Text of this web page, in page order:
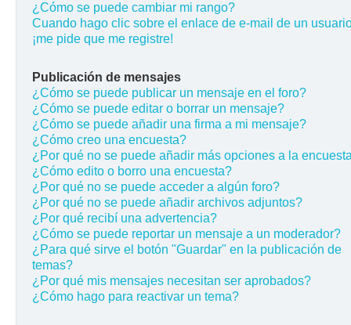
¿Cómo se puede cambiar mi rango?
Cuando hago clic sobre el enlace de e-mail de un
¡me pide que me registre!
Publicación de mensajes
¿Cómo se puede publicar un mensaje en el foro?
¿Cómo se puede editar o borrar un mensaje?
¿Cómo se puede añadir una firma a mi mensaje?
¿Cómo creo una encuesta?
¿Por qué no se puede añadir más opciones a la
¿Cómo edito o borro una encuesta?
¿Por qué no se puede acceder a algún foro?
¿Por qué no se puede añadir archivos adjuntos?
¿Por qué recibí una advertencia?
¿Cómo se puede reportar un mensaje a un moderador?
¿Para qué sirve el botón "Guardar" en la publicación de
temas?
¿Por qué mis mensajes necesitan ser aprobados?
¿Cómo hago para reactivar un tema?